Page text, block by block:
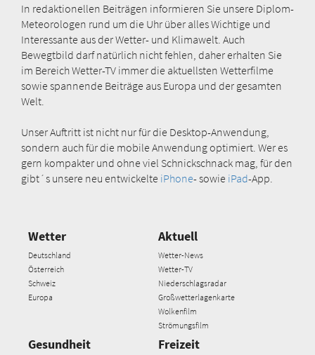
In redaktionellen Beiträgen informieren Sie unsere Diplom-
Meteorologen rund um die Uhr über alles Wichtige und
Interessante aus der Wetter- und Klimawelt. Auch
Bewegtbild darf natürlich nicht fehlen, daher erhalten Sie
im Bereich Wetter-TV immer die aktuellsten Wetterfilme
sowie spannende Beiträge aus Europa und der gesamten
Welt.
Unser Auftritt ist nicht nur für die Desktop-Anwendung,
sondern auch für die mobile Anwendung optimiert. Wer es
gern kompakter und ohne viel Schnickschnack mag, für den
gibt´s unsere neu entwickelte iPhone- sowie iPad-App.
Wetter
Deutschland
Österreich
Schweiz
Europa
Aktuell
Wetter-News
Wetter-TV
Niederschlagsradar
Großwetterlagenkarte
Wolkenfilm
Strömungsfilm
Gesundheit Freizeit